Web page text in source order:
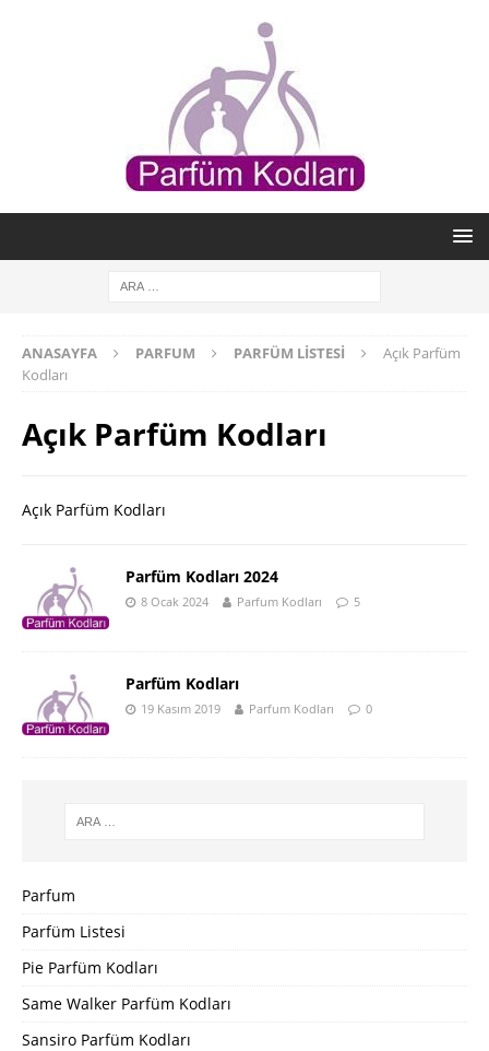
ANASAYFA PARFUM PARFÜM LISTESI
Açık Parfüm
Kodları
Açık Parfüm Kodları
Açık Parfüm Kodları
Parfüm Kodları 2024
8 Ocak 2024 Parfum Kodları 5
Parfüm Kodları
19 Kasım 2019 Parfum Kodları 0
Parfum
Parfüm Listesi
Pie Parfüm Kodları
Same Walker Parfüm Kodları
Sansiro Parfüm Kodları